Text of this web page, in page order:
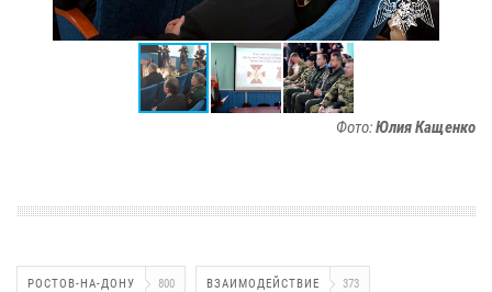
Фото:Юлия Кащенко
РОСТОВ-НА-ДОНУ 800 ВЗАИМОДЕЙСТВИЕ 373